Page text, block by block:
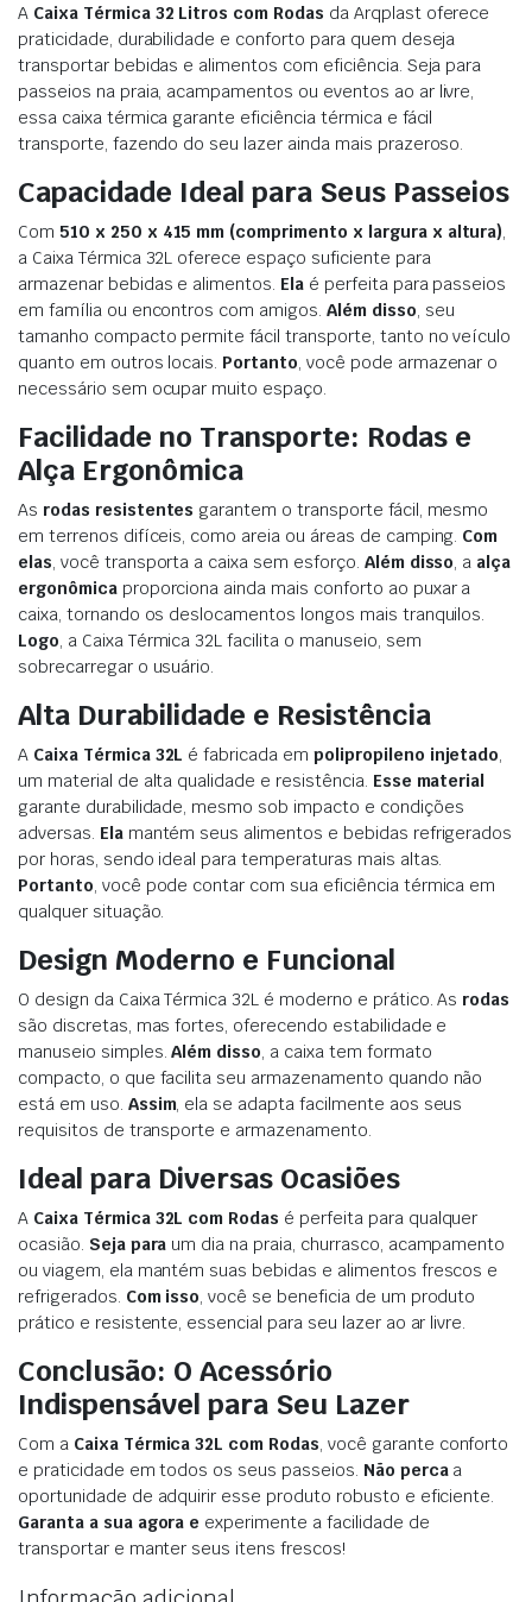
A Caixa Térmica 32 Litros com Rodas da Arqplast oferece
praticidade, durabilidade e conforto para quem deseja
transportar bebidas e alimentos com eficiência. Seja para
passeios na praia, acampamentos ou eventos ao ar livre,
essa caixa térmica garante eficiência térmica e fácil
transporte, fazendo do seu lazer ainda mais prazeroso.
Capacidade Ideal para Seus Passeios
Com 510 x 250 x 415 mm (comprimento x largura x altura)
a Caixa Térmica 32L oferece espaço suficiente para
armazenar bebidas e alimentos. Ela é perfeita para passeios
em família ou encontros com amigos. Além disso , seu
tamanho compacto permite fácil transporte, tanto no veículo
quanto em outros locais. Portanto , você pode armazenar o
necessário sem ocupar muito espaço.
Facilidade no Transporte: Rodas e
Alça Ergonômica
As rodas resistentes garantem o transporte fácil, mesmo
em terrenos difíceis, como areia ou áreas de camping. Com
elas , você transporta a caixa sem esforço. Além disso , a alça
ergonômicaproporciona ainda mais conforto ao puxar a
caixa, tornando os deslocamentos longos mais tranquilos.
Logo , a Caixa Térmica 32L facilita o manuseio, sem
sobrecarregar o usuário.
Alta Durabilidade e Resistência
A Caixa Térmica 32L é fabricada em polipropileno injetado
um material de alta qualidade e resistência. Esse material
garante durabilidade, mesmo sob impacto e condições
adversas. Elamantém seus alimentos e bebidas refrigerados
por horas, sendo ideal para temperaturas mais altas.
Portanto , você pode contar com sua eficiência térmica em
qualquer situação.
Design Moderno e Funcional
O design da Caixa Térmica 32L é moderno e prático. As rodas
são discretas, mas fortes, oferecendo estabilidade e
manuseio simples.Além disso , a caixa tem formato
compacto, o que facilita seu armazenamento quando não
está em uso. Assim , ela se adapta facilmente aos seus
requisitos de transporte e armazenamento.
Ideal para Diversas Ocasiões
A Caixa Térmica 32L com Rodas é perfeita para qualquer
ocasião. Seja para um dia na praia, churrasco, acampamento
ou viagem, ela mantém suas bebidas e alimentos frescos e
refrigerados. Com isso , você se beneficia de um produto
prático e resistente, essencial para seu lazer ao ar livre.
Conclusão: O Acessório
Indispensável para Seu Lazer
Com a Caixa Térmica 32L com Rodas , você garante conforto
e praticidade em todos os seus passeios. Não percaa
oportunidade de adquirir esse produto robusto e eficiente.
Garanta a sua agora e experimente a facilidade de
transportar e manter seus itens frescos!